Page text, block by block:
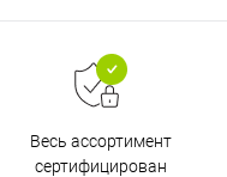
Весь ассортимент
сертифицирован